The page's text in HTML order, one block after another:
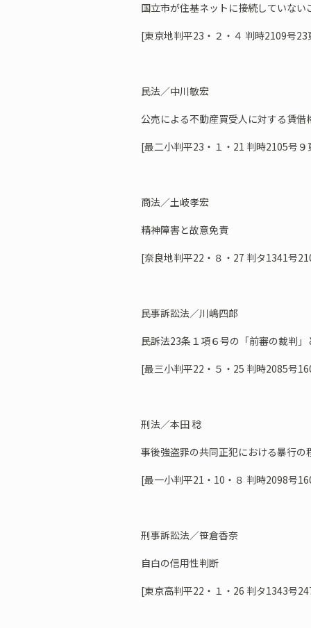
国立市が住基ネットに接続していない
[東京地判平23・２・４ 判時2109号23
民法／中川敏宏
公売による不動産買受人に対する賃
[最二小判平23・１・21 判時2105号９
商法／土岐孝宏
精神障害と故意免責
[奈良地判平22・８・27 判タ1341号
民事訴訟法／川嶋四郎
民訴法23条１項６号の「前審の裁判」
[最三小判平22・５・25 判時2085号
刑法／本田 稔
事後強盗罪の共同正犯における暴行
[最一小判平21・10・８ 判時2098号
刑事訴訟法／笹倉香奈
自白の信用性判断
[東京高判平22・１・26 判タ1343号